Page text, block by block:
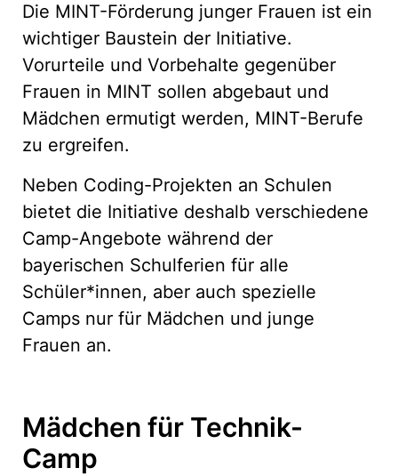
Die MINT-Förderung junger Frauen ist ein
wichtiger Baustein der Initiative.
Vorurteile und Vorbehalte gegenüber
Frauen in MINT sollen abgebaut und
Mädchen ermutigt werden, MINT-Berufe
zu ergreifen.
Neben Coding-Projekten an Schulen
bietet die Initiative deshalb verschiedene
Camp-Angebote während der
bayerischen Schulferien für alle
Schüler*innen, aber auch spezielle
Camps nur für Mädchen und junge
Frauen an.
Mädchen für Technik-
Camp